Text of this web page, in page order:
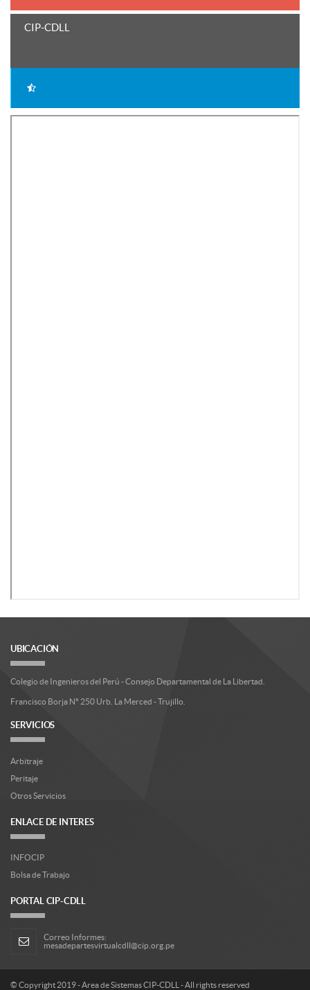
CIP-CDLL
UBICACIÓN
Colegio de Ingenieros del Perú - Consejo Departamental de La Libertad.
Francisco Borja Nº 250 Urb. La Merced - Trujillo.
SERVICIOS
Arbitraje
Peritaje
Otros Servicios
ENLACE DE INTERES
INFOCIP
Bolsa de Trabajo
PORTAL CIP-CDLL
Correo Informes:
mesadepartesvirtualcdll@cip.org.pe
© Copyright 2019 -Area de Sistemas CIP-CDLL - All rights reserved